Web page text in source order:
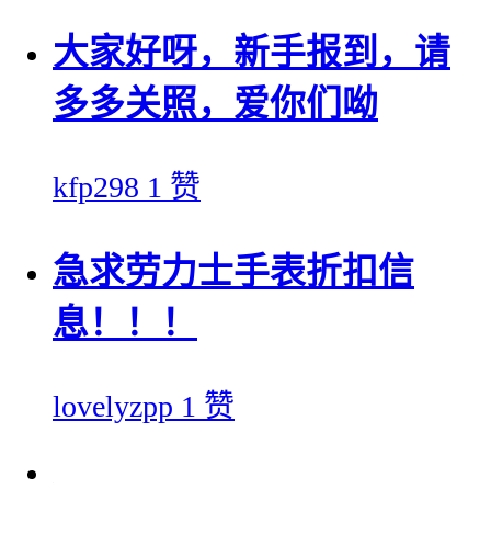
大家好呀，新手报到，请
多多关照，爱你们呦
kfp298 1 赞
急求劳力士手表折扣信
息！！！
lovelyzpp 1 赞